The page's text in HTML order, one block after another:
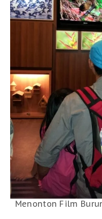
Menonton Film